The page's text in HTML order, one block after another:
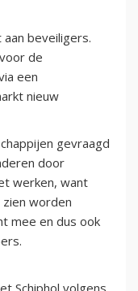
beveiligers.
de
een
nieuw
gevraagd
door
werken, want
zien worden
mee en dus ook